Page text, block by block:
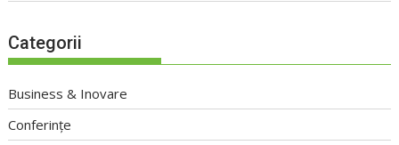
Categorii
Business & Inovare
Conferințe